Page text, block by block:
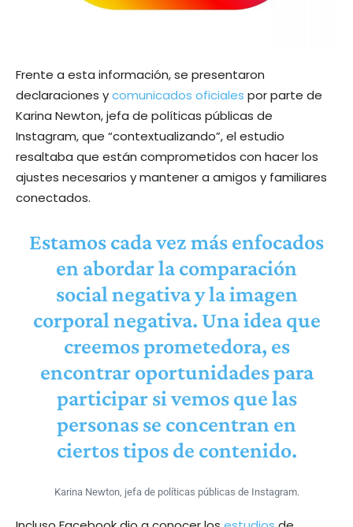
Frente a esta información, se presentaron
declaraciones ycomunicados oficiales por parte de
Karina Newton, jefa de políticas públicas de
Instagram, que “contextualizando”, el estudio
resaltaba que están comprometidos con hacer los
ajustes necesarios y mantener a amigos y familiares
conectados.
Estamos cada vez más enfocados
en abordar la comparación
social negativa y la imagen
corporal negativa. Una idea que
creemos prometedora, es
encontrar oportunidades para
participar si vemos que las
personas se concentran en
ciertos tipos de contenido.
Karina Newton, jefa de políticas públicas de Instagram.